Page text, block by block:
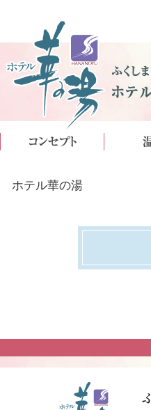
ホテル華の湯